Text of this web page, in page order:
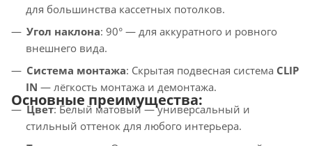
для большинства кассетных потолков.
Угол наклона: 90° — для аккуратного и ровного
внешнего вида.
Система монтажа: Скрытая подвесная система CLIP
IN — лёгкость монтажа и демонтажа.
Цвет: Белый матовый — универсальный и
стильный оттенок для любого интерьера.
Основные преимущества: